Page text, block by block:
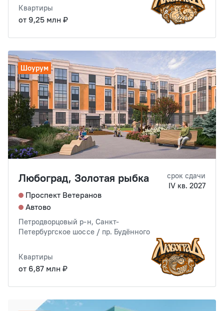
Квартиры
от 9,25 млн ₽
Шоурум
Любоград, Золотая рыбка
Проспект Ветеранов
Автово
Петродворцовый р-н, Санкт-
Петербургское шоссе / пр. Будённого
срок сдачи
IV кв. 2027
Квартиры
от 6,87 млн ₽